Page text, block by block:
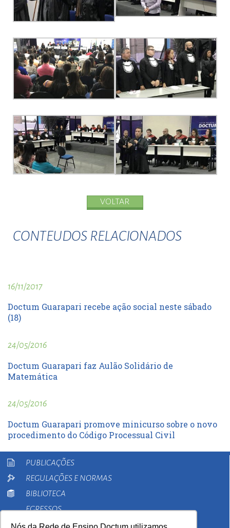
VOLTAR
CONTEUDOS RELACIONADOS
16/11/2017
Doctum Guarapari recebe ação social neste sábado
(18)
24/05/2016
Doctum Guarapari faz Aulão Solidário de
Matemática
24/05/2016
Doctum Guarapari promove minicurso sobre o novo
procedimento do Código Processual Civil
PUBLICAÇÕES
REGULAÇÕES E NORMAS
BIBLIOTECA
EGRESSOS
PESQUISA